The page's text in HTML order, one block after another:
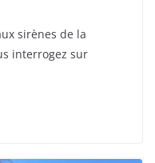
sirènes de la
interrogez sur